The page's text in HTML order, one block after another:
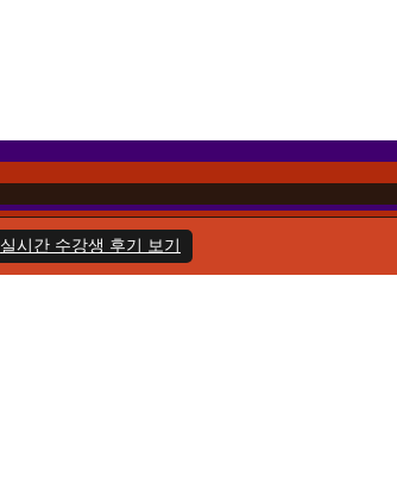
실시간 수강생 후기 보기